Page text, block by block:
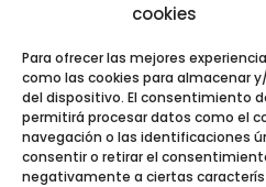
cookies
Para ofrecer las mejores
como las cookies para almacenar
del dispositivo. El consentimiento
permitirá procesar datos como el
navegación o las identificaciones
consentir o retirar el
negativamente a ciertas